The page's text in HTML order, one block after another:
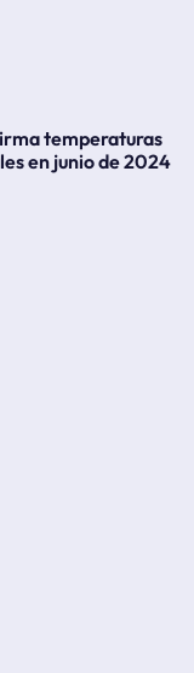
temperaturas
en junio de 2024